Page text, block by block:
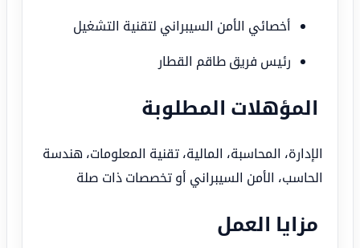
أخصائي الأمن السيبراني لتقنية التشغيل
رئيس فريق طاقم القطار
المؤهلات المطلوبة
الإدارة، المحاسبة، المالية، تقنية المعلومات، هندسة
الحاسب، الأمن السيبراني أو تخصصات ذات صلة
مزايا العمل